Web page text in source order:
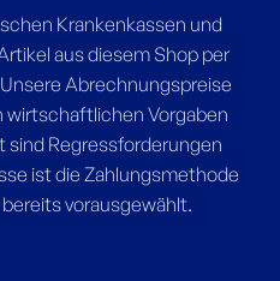
Krankenkassen und
aus diesem Shop per
Abrechnungspreise
wirtschaftlichen Vorgaben
sind Regressforderungen
ist die Zahlungsmethode
vorausgewählt.